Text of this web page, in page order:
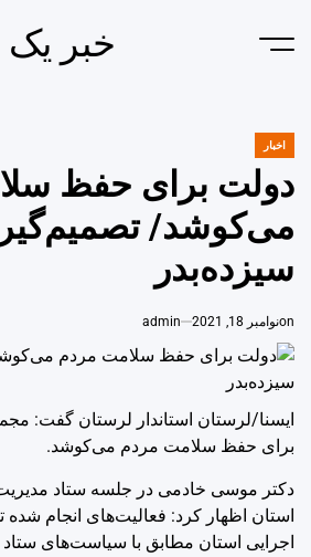
Menu خبر یک
POSTED
اخبار
دولت برای حفظ
می‌کوشد/
سیزده‌بدر
onنوامبر 18, 2021 admin
ایسنا/لرستان استاندار لرستان گفت:
برای حفظ سلامت مردم می‌کوشد.
دکتر موسی خادمی در جلسه ستاد مدیریت
استان اظهار کرد: فعالیت‌های انجام
اجرایی استان مطابق با سیاست‌های ستاد